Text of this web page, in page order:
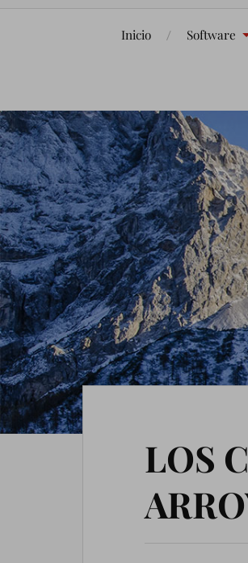
Inicio Software
LOS